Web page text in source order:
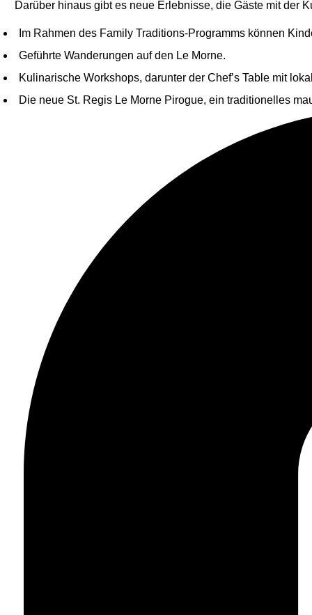
Darüber hinaus gibt es neue Erlebnisse, die Gäste mit der
Im Rahmen des Family Traditions-Programms können
Geführte Wanderungen auf den Le Morne.
Kulinarische Workshops, darunter der Chef’s Table mit
Die neue St. Regis Le Morne Pirogue, ein traditionelles